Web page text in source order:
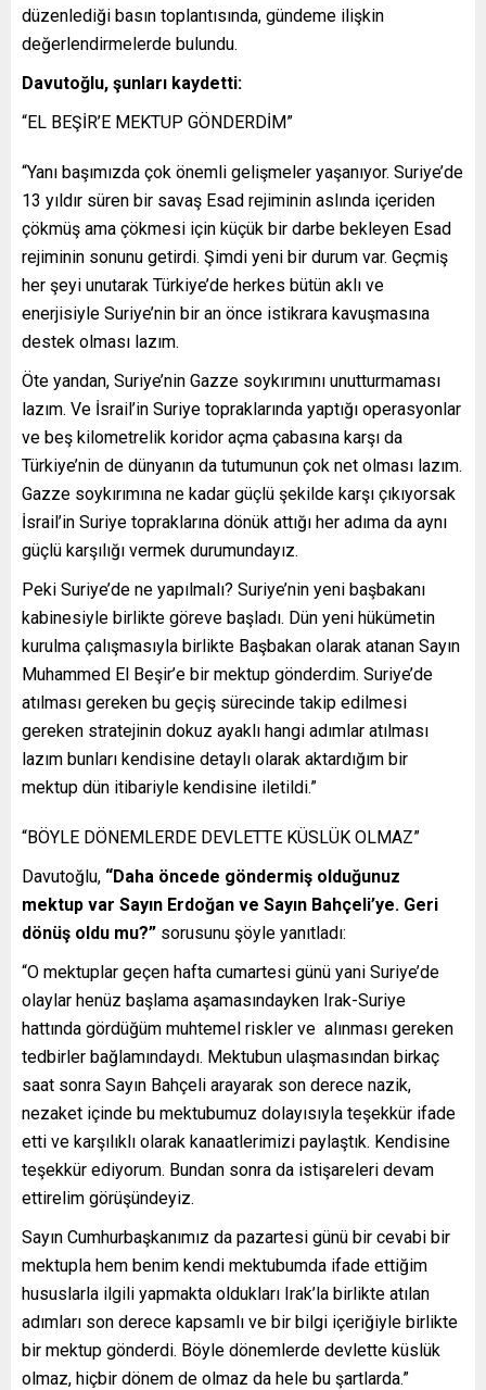
düzenlediği basın toplantısında, gündeme ilişkin
değerlendirmelerde bulundu.
Davutoğlu, şunları kaydetti:
“EL BEŞİR’E MEKTUP GÖNDERDİM”
“Yanı başımızda çok önemli gelişmeler yaşanıyor. Suriye’de
13 yıldır süren bir savaş Esad rejiminin aslında içeriden
çökmüş ama çökmesi için küçük bir darbe bekleyen Esad
rejiminin sonunu getirdi. Şimdi yeni bir durum var. Geçmiş
her şeyi unutarak Türkiye’de herkes bütün aklı ve
enerjisiyle Suriye’nin bir an önce istikrara kavuşmasına
destek olması lazım.
Öte yandan, Suriye’nin Gazze soykırımını unutturmaması
lazım. Ve İsrail’in Suriye topraklarında yaptığı operasyonlar
ve beş kilometrelik koridor açma çabasına karşı da
Türkiye’nin de dünyanın da tutumunun çok net olması lazım.
Gazze soykırımına ne kadar güçlü şekilde karşı çıkıyorsak
İsrail’in Suriye topraklarına dönük attığı her adıma da aynı
güçlü karşılığı vermek durumundayız.
Peki Suriye’de ne yapılmalı? Suriye’nin yeni başbakanı
kabinesiyle birlikte göreve başladı. Dün yeni hükümetin
kurulma çalışmasıyla birlikte Başbakan olarak atanan Sayın
Muhammed El Beşir’e bir mektup gönderdim. Suriye’de
atılması gereken bu geçiş sürecinde takip edilmesi
gereken stratejinin dokuz ayaklı hangi adımlar atılması
lazım bunları kendisine detaylı olarak aktardığım bir
mektup dün itibariyle kendisine iletildi.”
“BÖYLE DÖNEMLERDE DEVLETTE KÜSLÜK OLMAZ”
Davutoğlu, “Daha öncede göndermiş olduğunuz
mektup var Sayın Erdoğan ve Sayın Bahçeli’ye. Geri
dönüş oldu mu?” sorusunu şöyle yanıtladı:
“O mektuplar geçen hafta cumartesi günü yani Suriye’de
olaylar henüz başlama aşamasındayken Irak-Suriye
hattında gördüğüm muhtemel riskler ve alınması gereken
tedbirler bağlamındaydı. Mektubun ulaşmasından birkaç
saat sonra Sayın Bahçeli arayarak son derece nazik,
nezaket içinde bu mektubumuz dolayısıyla teşekkür ifade
etti ve karşılıklı olarak kanaatlerimizi paylaştık. Kendisine
teşekkür ediyorum. Bundan sonra da istişareleri devam
ettirelim görüşündeyiz.
Sayın Cumhurbaşkanımız da pazartesi günü bir cevabi bir
mektupla hem benim kendi mektubumda ifade ettiğim
hususlarla ilgili yapmakta oldukları Irak’la birlikte atılan
adımları son derece kapsamlı ve bir bilgi içeriğiyle birlikte
bir mektup gönderdi. Böyle dönemlerde devlette küslük
olmaz, hiçbir dönem de olmaz da hele bu şartlarda.”